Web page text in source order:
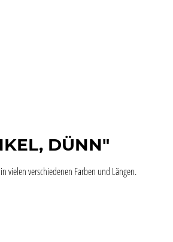
DÜNN"
vielen verschiedenen Farben und Längen.